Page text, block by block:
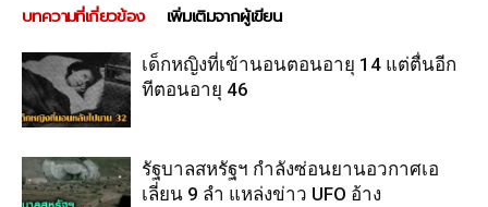
บทความที่เกี่ยวข้อง เพิ่มเติมจากผู้เขียน
เด็กหญิงที่เข้านอนตอนอายุ 14 แต่ตื่นอีก
ทีตอนอายุ 46
รัฐบาลสหรัฐฯ กำลังซ่อนยานอวกาศเอ
เลี่ยน 9 ลำ แหล่งข่าว UFO อ้าง